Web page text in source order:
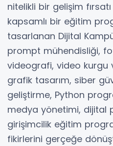
nitelikli bir gelişim
kapsamlı bir eğitim
tasarlanan Dijital
prompt mühendisliği,
videografi, video kurgu
grafik tasarım, siber
geliştirme, Python
medya yönetimi, dijital
girişimcilik eğitim
fikirlerini gerçeğe